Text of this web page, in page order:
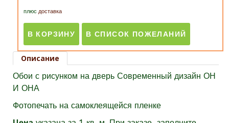
плюс доставка
Описание
Обои с рисунком на дверь Современный дизайн ОН
И ОНА
Фотопечать на самоклеящейся пленке